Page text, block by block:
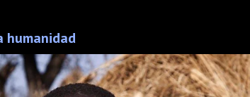
humanidad